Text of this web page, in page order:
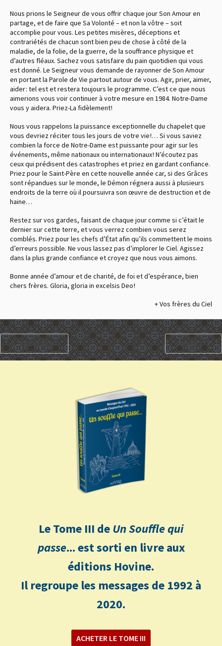
Nous prions le Seigneur de vous offrir chaque jour Son Amour en
partage, et de faire que Sa Volonté – et non la vôtre – soit
accomplie pour vous. Les petites misères, déceptions et
contrariétés de chacun sont bien peu de chose à côté de la
maladie, de la folie, de la guerre, de la souffrance physique et
d’autres fléaux. Sachez vous satisfaire du pain quotidien qui vous
est donné. Le Seigneur vous demande de rayonner de Son Amour
en portant la Parole de Vie partout autour de vous. Agir, prier, aimer,
aider : tel est et restera toujours le programme. C’est ce que nous
aimerions vous voir continuer à votre mesure en 1984. Notre-Dame
vous y aidera. Priez-La fidèlement !
Nous vous rappelons la puissance exceptionnelle du chapelet que
vous devriez réciter tous les jours de votre vie !… Si vous saviez
combien la force de Notre-Dame est puissante pour agir sur les
événements, même nationaux ou internationaux ! N’écoutez pas
ceux qui prédisent des catastrophes et priez en gardant confiance.
Priez pour le Saint-Père en cette nouvelle année car, si des Grâces
sont répandues sur le monde, le Démon régnera aussi à plusieurs
endroits de la terre où il poursuivra son œuvre de destruction et de
haine…
Restez sur vos gardes, faisant de chaque jour comme si c’était le
dernier sur cette terre, et vous verrez combien vous serez
comblés. Priez pour les chefs d’État afin qu’ils commettent le moins
d’erreurs possible. Ne vous lassez pas d’implorer le Ciel. Agissez
dans la plus grande confiance et croyez que nous vous aimons.
Bonne année d’amour et de charité, de foi et d’espérance, bien
chers frères. Gloria, gloria in excelsis Deo !
+ Vos frères du Ciel
PRÉCÉDENT SUIVANT
Le Tome III deUn Souffle qui
passe... est sorti en livre aux
éditions Hovine.
Il regroupe les messages de 1992 à
2020.
ACHETER LE TOME III